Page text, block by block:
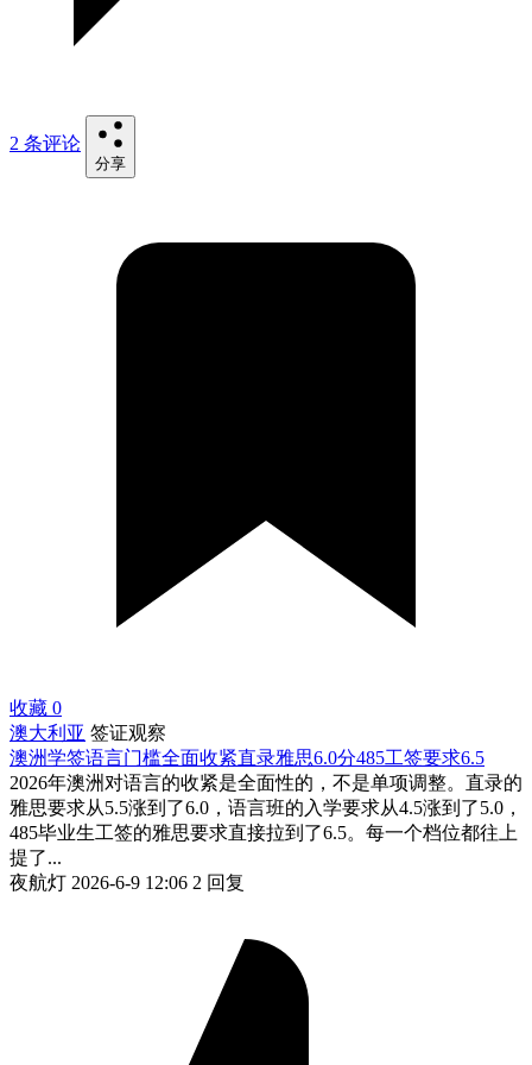
2 条评论
分享
收藏 0
澳大利亚 签证观察
澳洲学签语言门槛全面收紧直录雅思6.0分485工签要求6.5
2026年澳洲对语言的收紧是全面性的，不是单项调整。直录的
雅思要求从5.5涨到了6.0，语言班的入学要求从4.5涨到了5.0，
485毕业生工签的雅思要求直接拉到了6.5。每一个档位都往上
提了...
夜航灯 2026-6-9 12:06 2 回复